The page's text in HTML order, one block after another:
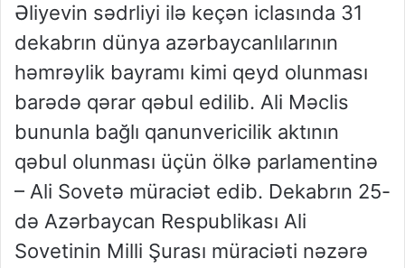
Əliyevin sədrliyi ilə keçən iclasında 31
dekabrın dünya azərbaycanlılarının
həmrəylik bayramı kimi qeyd olunması
barədə qərar qəbul edilib. Ali Məclis
bununla bağlı qanunvericilik aktının
qəbul olunması üçün ölkə parlamentinə
– Ali Sovetə müraciət edib. Dekabrın 25-
də Azərbaycan Respublikası Ali
Sovetinin Milli Şurası müraciəti nəzərə